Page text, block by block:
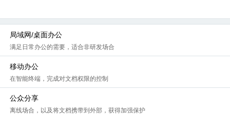
局域网/桌面办公
满足日常办公的需要，适合非研发场合
移动办公
在智能终端，完成对文档权限的控制
公众分享
离线场合，以及将文档携带到外部，获得加强保护